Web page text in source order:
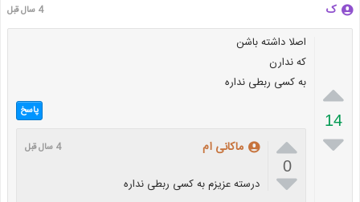
ک 4 سال قبل

14

اصلا داشته باشن
که ندارن
به کسی ربطی نداره
پاسخ

0

ماکانی ام 4 سال قبل
درسته عزیزم به کسی ربطی نداره